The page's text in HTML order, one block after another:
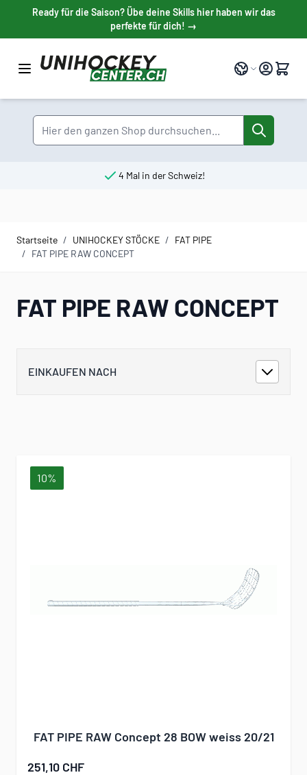
Direkt zum Inhalt
Ready für die Saison? Übe deine Skills hier haben wir das
perfekte für dich! →
Sprache
Suche
4 Mal in der Schweiz!
Startseite / UNIHOCKEY STÖCKE / FAT PIPE
/ FAT PIPE RAW CONCEPT
FAT PIPE RAW CONCEPT
EINKAUFEN NACH
10%
FAT PIPE RAW Concept 28 BOW weiss 20/21
251,10 CHF